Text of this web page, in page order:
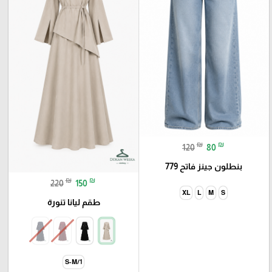
120 ₪ 80 ₪
بنطلون جينز فاتح 779
S
M
L
XL
220 ₪ 150 ₪
طقم ليانا تنورة
1/S-M